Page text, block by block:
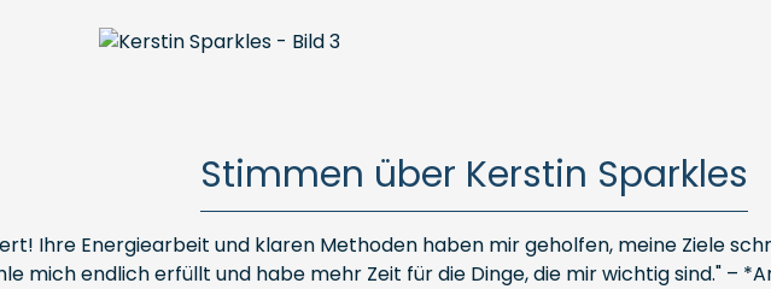
Stimmen über Kerstin Sparkles
Ihre Energiearbeit und klaren Methoden haben mir geholfen, meine Ziele
mich endlich erfüllt und habe mehr Zeit für die Dinge, die mir wichtig sind." –